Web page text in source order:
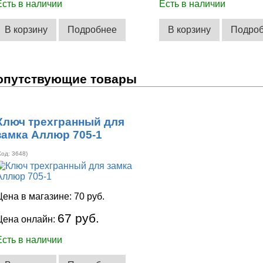
в наличии
В корзину Подробнее
Есть в наличии
В корзину
товары
трехгранный для
Аллюр 705-1
3648)
в магазине: 70 руб.
онлайн: 67 руб.
в наличии